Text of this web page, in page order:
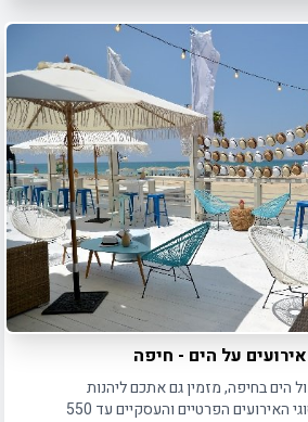
על הים - חיפה
הים בחיפה, מזמין גם אתכם ליהנות
מהמקום המושלם לכל סוגי האירועים הפרטיים והעסקיים עד 550